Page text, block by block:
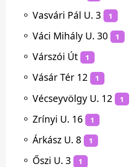
⚬ Vasvári Pál U. 3 1
⚬ Váci Mihály U. 30 1
⚬ Várszói Út 1
⚬ Vásár Tér 12 1
⚬ Vécseyvölgy U. 12 1
⚬ Zrínyi U. 16 1
⚬ Árkász U. 8 1
⚬ Őszi U. 3 1